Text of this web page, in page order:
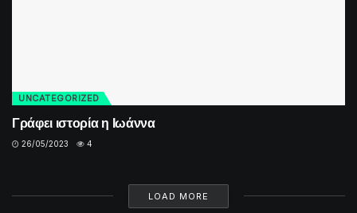
UNCATEGORIZED
Γράφει ιστορία η Ιωάννα
26/05/2023 4
LOAD MORE